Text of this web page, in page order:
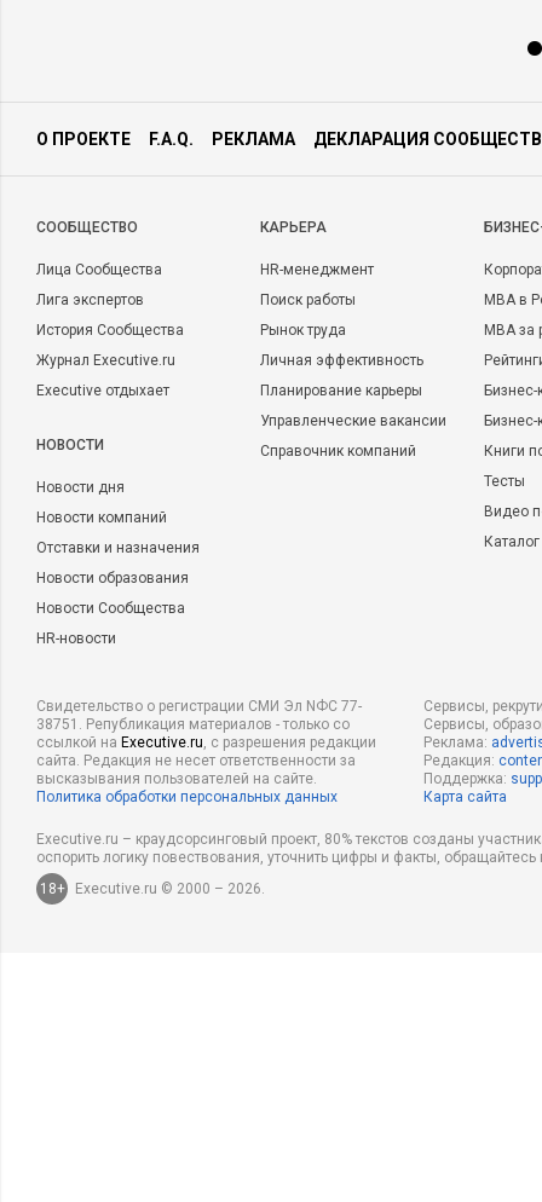
О ПРОЕКТЕ F.A.Q. РЕКЛАМА ДЕКЛАРАЦИЯ
CООБЩЕСТВО
Лица Сообщества
Лига экспертов
История Сообщества
Журнал Executive.ru
Executive отдыхает
НОВОСТИ
Новости дня
Новости компаний
Отставки и назначения
Новости образования
Новости Сообщества
HR-новости
КАРЬЕРА
HR-менеджмент
Поиск работы
Рынок труда
Личная эффективность
Планирование карьеры
Управленческие вакансии
Справочник компаний
MBA в
MBA
Бизнес-
Книги
Тесты
Видео
Свидетельство о регистрации СМИ Эл NФС 77-
38751. Републикация материалов - только со
ссылкой на Executive.ru, с разрешения редакции
сайта. Редакция не несет ответственности за
высказывания пользователей на сайте.
Политика обработки персональных данных
Сервисы,
Сервисы,
Реклама:
Редакция:
Поддержка:
Карта сайта
Executive.ru – краудсорсинговый проект, 80% текстов созданы
оспорить логику повествования, уточнить цифры и факты,
18+
Executive.ru © 2000 – 2026.